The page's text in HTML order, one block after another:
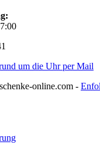
um die Uhr per Mail
online.com -